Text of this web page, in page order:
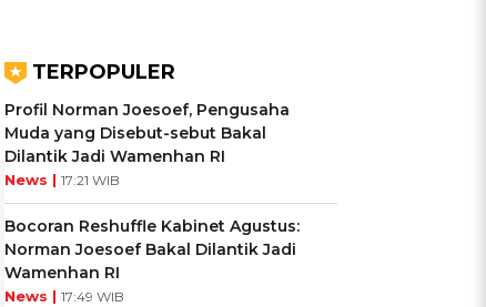
TERPOPULER
Profil Norman Joesoef, Pengusaha
Muda yang Disebut-sebut Bakal
Dilantik Jadi Wamenhan RI
News | 17:21 WIB
Bocoran Reshuffle Kabinet Agustus:
Norman Joesoef Bakal Dilantik Jadi
Wamenhan RI
News | 17:49 WIB